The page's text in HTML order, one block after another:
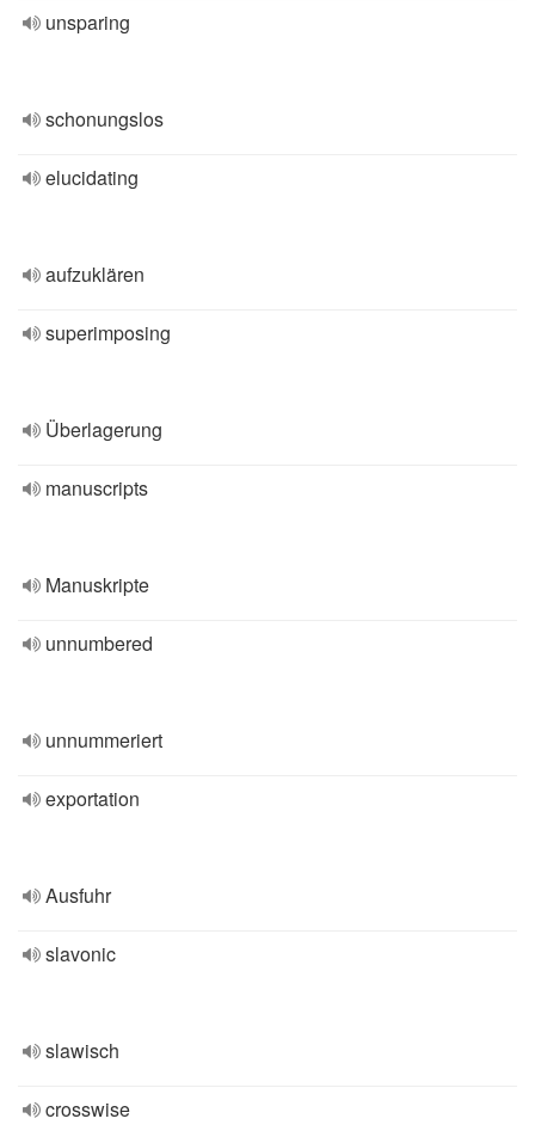
unsparing
schonungslos
elucidating
aufzuklären
superimposing
Überlagerung
manuscripts
Manuskripte
unnumbered
unnummeriert
exportation
Ausfuhr
slavonic
slawisch
crosswise